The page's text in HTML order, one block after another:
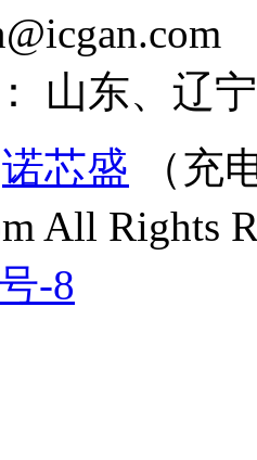
山东、辽宁
诺芯盛 （充
All Rights
-8